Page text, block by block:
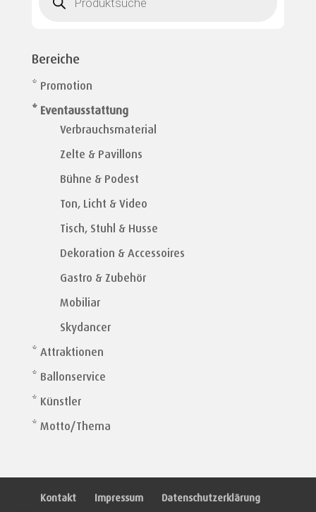
Bereiche
* Promotion
* Eventausstattung
Verbrauchsmaterial
Zelte & Pavillons
Bühne & Podest
Ton, Licht & Video
Tisch, Stuhl & Husse
Dekoration & Accessoires
Gastro & Zubehör
Mobiliar
Skydancer
* Attraktionen
* Ballonservice
* Künstler
* Motto/Thema
Kontakt Impressum
Datenschutzerklärung